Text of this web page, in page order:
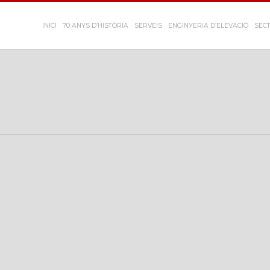
INICI 70 ANYS D’HISTÒRIA SERVEIS ENGINYERIA D’ELEVACIÓ